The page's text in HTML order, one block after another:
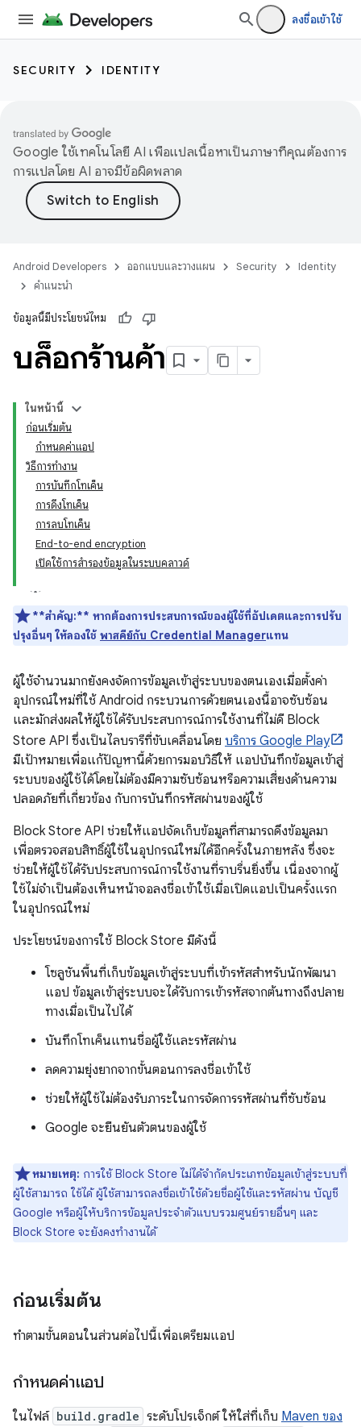
ลงชื่อเข้าใช้
SECURITY IDENTITY
Google ใช้เทคโนโลยี AI เพื่อแปลเนื้อหาเป็นภาษาที่คุณต้องการ
การแปลโดย AI อาจมีข้อผิดพลาด
Android Developers ออกแบบและวางแผน Security
Identity
คำแนะนำ
ข้อมูลนี้มีประโยชน์ไหม
บล็อกร้านค้า
ในหน้านี้
ก่อนเริ่มต้น
กำหนดค่าแอป
วิธีการทำงาน
การบันทึกโทเค็น
การดึงโทเค็น
การลบโทเค็น
End-to-end encryption
เปิดใช้การสำรองข้อมูลในระบบคลาวด์
**สำคัญ:** หากต้องการประสบการณ์ของผู้ใช้ที่อัปเดตและการปรับ
ปรุงอื่นๆ ให้ลองใช้ พาสคีย์กับ Credential Managerแทน
ผู้ใช้จำนวนมากยังคงจัดการข้อมูลเข้าสู่ระบบของตนเองเมื่อตั้งค่า
อุปกรณ์ใหม่ที่ใช้ Android กระบวนการด้วยตนเองนี้อาจซับซ้อน
และมักส่งผลให้ผู้ใช้ได้รับประสบการณ์การใช้งานที่ไม่ดี Block
Store API ซึ่งเป็นไลบรารีที่ขับเคลื่อนโดย บริการ Google Play
มีเป้าหมายเพื่อแก้ปัญหานี้ด้วยการมอบวิธีให้ แอปบันทึกข้อมูลเข้าสู่
ระบบของผู้ใช้ได้โดยไม่ต้องมีความซับซ้อนหรือความเสี่ยงด้านความ
ปลอดภัยที่เกี่ยวข้อง กับการบันทึกรหัสผ่านของผู้ใช้
Block Store API ช่วยให้แอปจัดเก็บข้อมูลที่สามารถดึงข้อมูลมา
เพื่อตรวจสอบสิทธิ์ผู้ใช้ในอุปกรณ์ใหม่ได้อีกครั้งในภายหลัง ซึ่งจะ
ช่วยให้ผู้ใช้ได้รับประสบการณ์การใช้งานที่ราบรื่นยิ่งขึ้น เนื่องจากผู้
ใช้ไม่จำเป็นต้องเห็นหน้าจอลงชื่อเข้าใช้เมื่อเปิดแอปเป็นครั้งแรก
ในอุปกรณ์ใหม่
ประโยชน์ของการใช้ Block Store มีดังนี้
โซลูชันพื้นที่เก็บข้อมูลเข้าสู่ระบบที่เข้ารหัสสำหรับนักพัฒนา
แอป ข้อมูลเข้าสู่ระบบจะได้รับการเข้ารหัสจากต้นทางถึงปลาย
ทางเมื่อเป็นไปได้
บันทึกโทเค็นแทนชื่อผู้ใช้และรหัสผ่าน
ลดความยุ่งยากจากขั้นตอนการลงชื่อเข้าใช้
ช่วยให้ผู้ใช้ไม่ต้องรับภาระในการจัดการรหัสผ่านที่ซับซ้อน
Google จะยืนยันตัวตนของผู้ใช้
หมายเหตุ: การใช้ Block Store ไม่ได้จำกัดประเภทข้อมูลเข้าสู่ระบบที่
ผู้ใช้สามารถ ใช้ได้ ผู้ใช้สามารถลงชื่อเข้าใช้ด้วยชื่อผู้ใช้และรหัสผ่าน บัญชี
Google หรือผู้ให้บริการข้อมูลประจำตัวแบบรวมศูนย์รายอื่นๆ และ
Block Store จะยังคงทำงานได้
ก่อนเริ่มต้น
ทำตามขั้นตอนในส่วนต่อไปนี้เพื่อเตรียมแอป
กำหนดค่าแอป
ในไฟล์ build.gradle ระดับโปรเจ็กต์ ให้ใส่ที่เก็บ Maven ของ